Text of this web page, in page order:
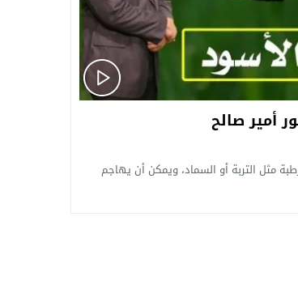
أمير صالح
مثل التربة أو السماد، ويمكن أن يهاجم